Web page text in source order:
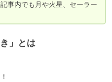
事内でも月や火星、セーラー
」とは